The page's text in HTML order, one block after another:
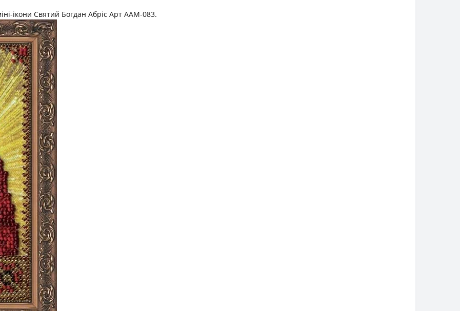
ікони Святий Богдан Абріс Арт ААМ-083.